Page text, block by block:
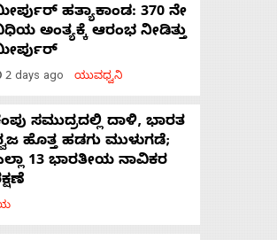
ಹತ್ಯಾಕಾಂಡ: 370 ನೇ
ಅಂತ್ಯಕ್ಕೆ ಆರಂಭ ನೀಡಿತ್ತು
2 days ago ಯುವಧ್ವನಿ
ಸಮುದ್ರದಲ್ಲಿ ದಾಳಿ, ಭಾರತ
ಹೊತ್ತ ಹಡಗು ಮುಳುಗಡೆ;
13 ಭಾರತೀಯ ನಾವಿಕರ